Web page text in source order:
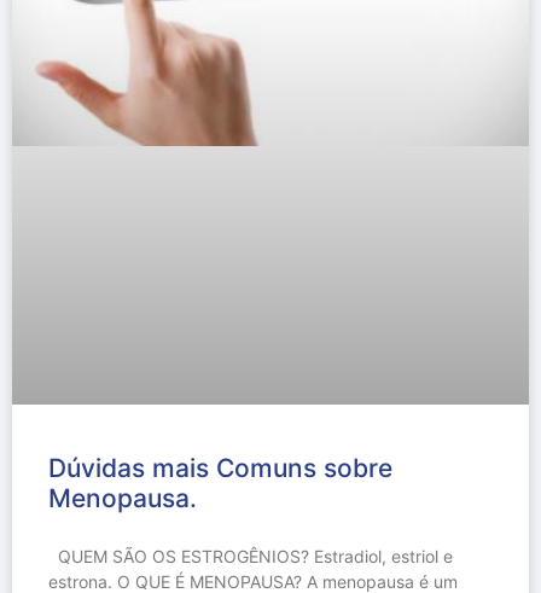
Dúvidas mais Comuns sobre
Menopausa.
QUEM SÃO OS ESTROGÊNIOS? Estradiol, estriol e
estrona. O QUE É MENOPAUSA? A menopausa é um